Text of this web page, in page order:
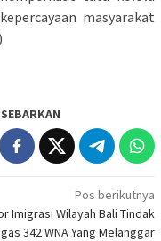
masyarakat
SEBARKAN
Pos berikutnya
Imigrasi Wilayah Bali Tindak
342 WNA Yang Melanggar